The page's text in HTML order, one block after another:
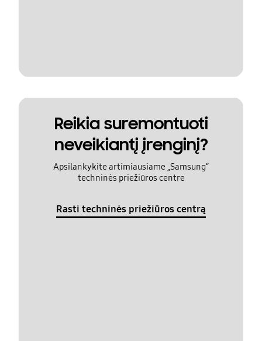
Reikia suremontuoti
neveikiantį įrenginį?
Apsilankykite artimiausiame „Samsung“
techninės priežiūros centre
Rasti techninės priežiūros centrą